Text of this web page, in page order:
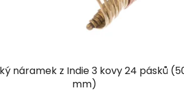
náramek z Indie 3 kovy 24 pásků
mm)